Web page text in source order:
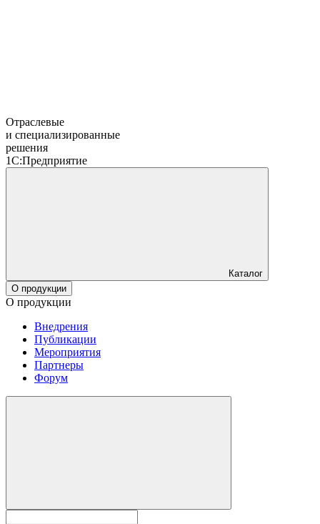
Отраслевые
и специализированные
решения
1С:Предприятие
Каталог
О продукции
О продукции
Внедрения
Публикации
Мероприятия
Партнеры
Форум